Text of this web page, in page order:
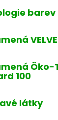
barev
Öko-
100
látky